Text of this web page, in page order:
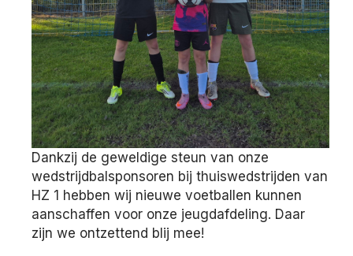
Dankzij de geweldige steun van onze
wedstrijdbalsponsoren bij thuiswedstrijden van
HZ 1 hebben wij nieuwe voetballen kunnen
aanschaffen voor onze jeugdafdeling. Daar
zijn we ontzettend blij mee!